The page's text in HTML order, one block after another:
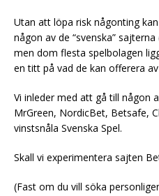
Utan att löpa risk någonting
någon av de “svenska”
men dom flesta spelbolagen
en titt på vad de kan offerera
Vi inleder med att gå till någon
MrGreen, NordicBet, Betsafe,
vinstsnåla Svenska Spel.
Skall vi experimentera sajten
(Fast om du vill söka